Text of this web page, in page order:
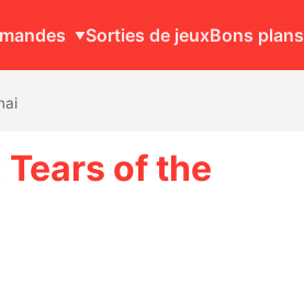
Sorties de jeuxBons plans
of the